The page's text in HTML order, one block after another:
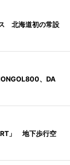
北海道初の常設
、DA
」 地下歩行空